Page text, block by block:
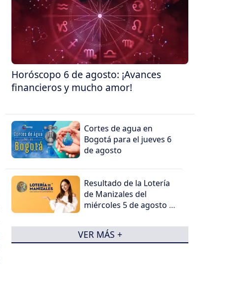
Horóscopo 6 de agosto: ¡Avances
financieros y mucho amor!
Cortes de agua en
Bogotá para el jueves 6
de agosto
Resultado de la Lotería
de Manizales del
miércoles 5 de agosto de
VER MÁS +